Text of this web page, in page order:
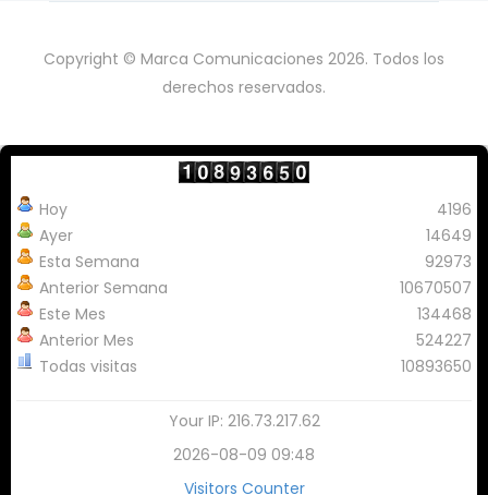
Copyright © Marca Comunicaciones 2026. Todos los
derechos reservados.
Hoy
Ayer
Esta Semana
Anterior Semana
Este Mes
Anterior Mes
Todas visitas
4196
14649
92973
10670507
134468
524227
10893650
Your IP: 216.73.217.62
2026-08-09 09:48
Visitors Counter